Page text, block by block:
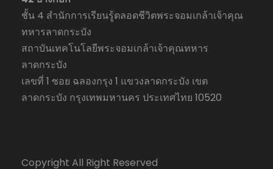
ชั้น 4 สำนักการเรียนรู้ตลอดชีวิตพระจอมเกล้าเจ้าคุณ
ทหารลาดกระบัง
สถาบันเทคโนโลยีพระจอมเกล้าเจ้าคุณทหาร
ลาดกระบัง
เลขที่ 1 ซอย ฉลองกรุง 1 แขวงลาดกระบัง เขต
ลาดกระบัง กรุงเทพมหานคร ประเทศไทย 10520
Copyright All Right Reserved